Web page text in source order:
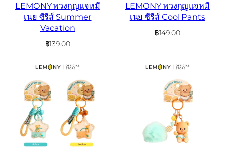
LEMONY พวงกุญแจหมี
เนย ซีรีส์ Summer
Vacation
฿139.00
LEMONY พวงกุญแจหมี
เนย ซีรีส์ Cool Pants
฿149.00